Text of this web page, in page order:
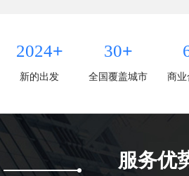
2024+
新的出发
30+
全国覆盖城市 商业
服务优